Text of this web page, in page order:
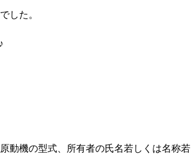
した。
動機の型式、所有者の氏名若しくは名称若